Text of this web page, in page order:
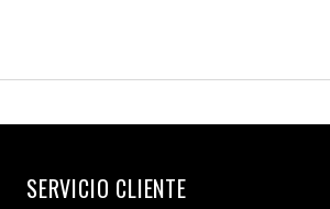
SERVICIO CLIENTE